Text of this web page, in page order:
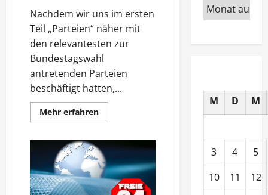
Nachdem wir uns im ersten
Teil „Parteien“ näher mit
den relevantesten zur
Bundestagswahl
antretenden Parteien
beschäftigt hatten,...
Mehr erfahrenMehr
Informationen
Qual
der
Wahl
(Möglichkeiten)
M D M
3 4
5
10
11
12